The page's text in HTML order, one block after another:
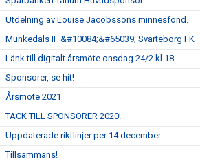
Utdelning av Louise Jacobssons minnesfond.
Munkedals IF &#10084;&#65039; Svarteborg FK
Länk till digitalt årsmöte onsdag 24/2 kl.18
Sponsorer, se hit!
Årsmöte 2021
TACK TILL SPONSORER 2020!
Uppdaterade riktlinjer per 14 december
Tillsammans!